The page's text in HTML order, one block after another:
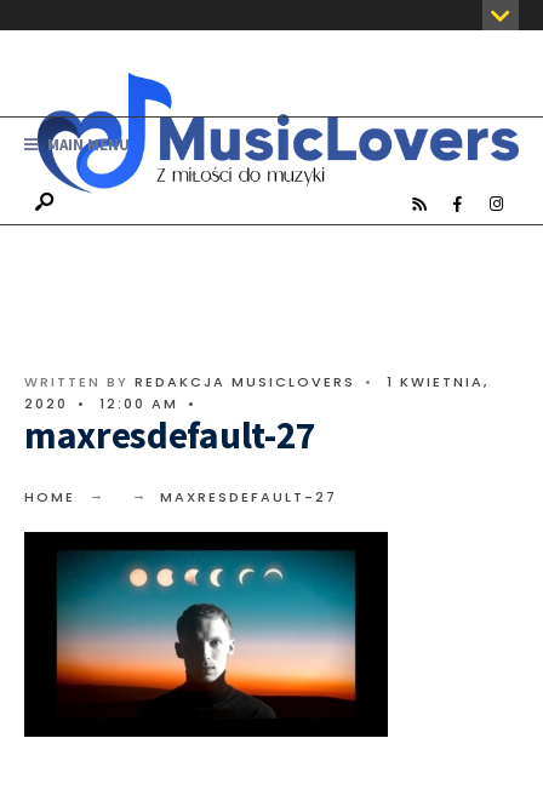
MAIN MENU
WRITTEN BY REDAKCJA MUSICLOVERS •
1 KWIETNIA,
2020
• 12:00 AM •
maxresdefault-27
HOME MAXRESDEFAULT-27